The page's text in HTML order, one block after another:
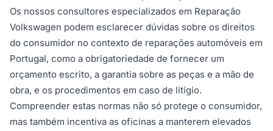
Os nossos consultores especializados em Reparação
Volkswagen podem esclarecer dúvidas sobre os direitos
do consumidor no contexto de reparações automóveis em
Portugal, como a obrigatoriedade de fornecer um
orçamento escrito, a garantia sobre as peças e a mão de
obra, e os procedimentos em caso de litígio.
Compreender estas normas não só protege o consumidor,
mas também incentiva as oficinas a manterem elevados